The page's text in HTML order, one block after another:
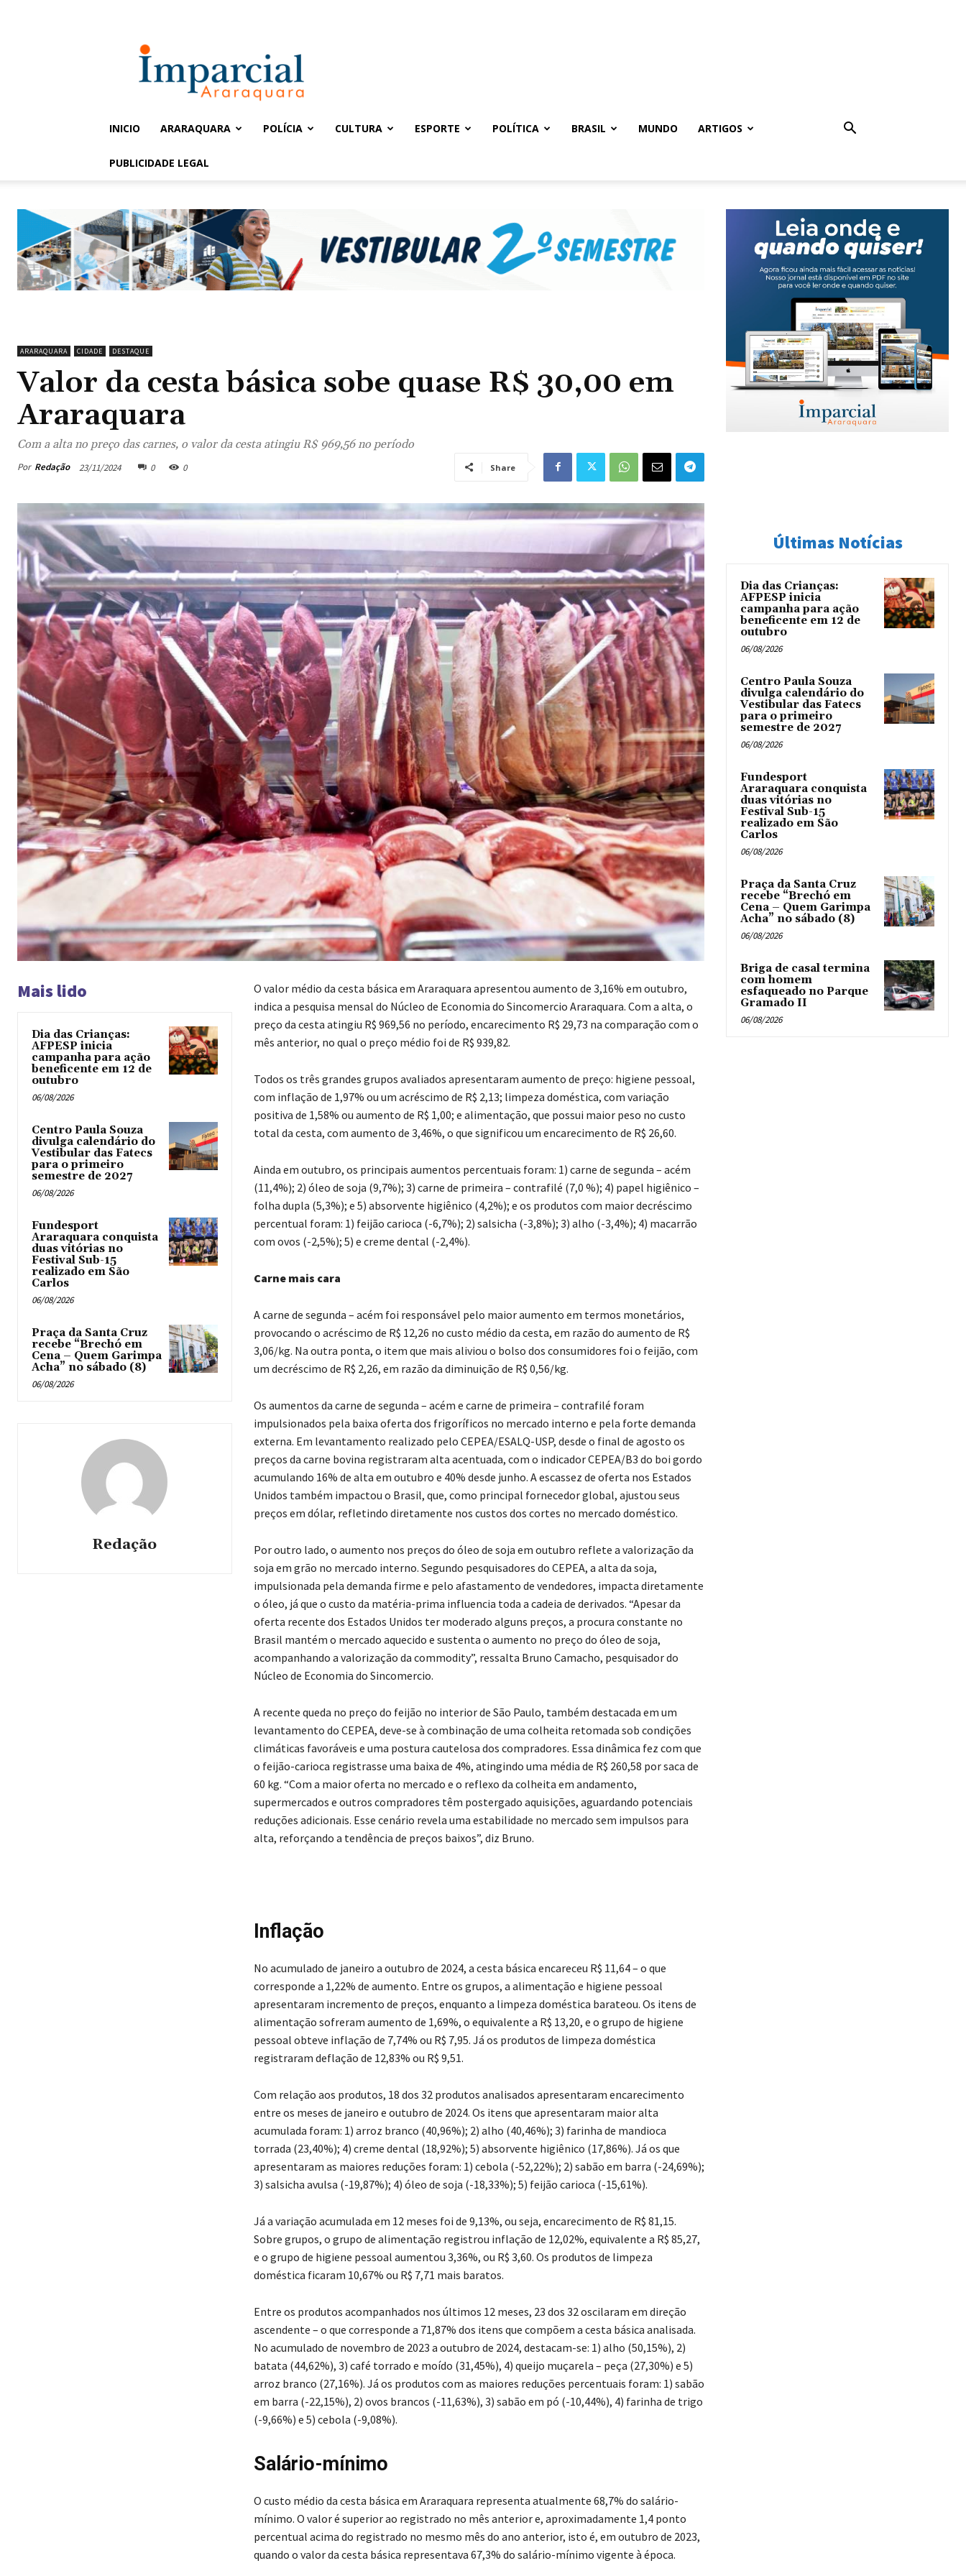
Imparcial
INICIO ARARAQUARA POLÍCIA CULTURA ESPORTE POLÍTICA BRASIL MUNDO ARTIGOS
PUBLICIDADE LEGAL
ARARAQUARA CIDADE DESTAQUE
Valor da cesta básica sobe quase R$ 30,00 em
Araraquara
Com a alta no preço das carnes, o valor da cesta atingiu R$ 969,56 no período
Por Redação 23/11/2024 0 0 Share
Mais lido
Dia das Crianças:
AFPESP inicia
campanha para ação
beneficente em 12 de
outubro
06/08/2026
Centro Paula Souza
divulga calendário do
Vestibular das Fatecs
para o primeiro
semestre de 2027
06/08/2026
Fundesport
Araraquara conquista
duas vitórias no
Festival Sub-15
realizado em São
Carlos
06/08/2026
Praça da Santa Cruz
recebe “Brechó em
Cena – Quem Garimpa
Acha” no sábado (8)
06/08/2026
Redação
O valor médio da cesta básica em Araraquara apresentou aumento de 3,16% em outubro,
indica a pesquisa mensal do Núcleo de Economia do Sincomercio Araraquara. Com a alta, o
preço da cesta atingiu R$ 969,56 no período, encarecimento R$ 29,73 na comparação com o
mês anterior, no qual o preço médio foi de R$ 939,82.
Todos os três grandes grupos avaliados apresentaram aumento de preço: higiene pessoal,
com inflação de 1,97% ou um acréscimo de R$ 2,13; limpeza doméstica, com variação
positiva de 1,58% ou aumento de R$ 1,00; e alimentação, que possui maior peso no custo
total da cesta, com aumento de 3,46%, o que significou um encarecimento de R$ 26,60.
Ainda em outubro, os principais aumentos percentuais foram: 1) carne de segunda – acém
(11,4%); 2) óleo de soja (9,7%); 3) carne de primeira – contrafilé (7,0 %); 4) papel higiênico –
folha dupla (5,3%); e 5) absorvente higiênico (4,2%); e os produtos com maior decréscimo
percentual foram: 1) feijão carioca (-6,7%); 2) salsicha (-3,8%); 3) alho (-3,4%); 4) macarrão
com ovos (-2,5%); 5) e creme dental (-2,4%).
Carne mais cara
A carne de segunda – acém foi responsável pelo maior aumento em termos monetários,
provocando o acréscimo de R$ 12,26 no custo médio da cesta, em razão do aumento de R$
3,06/kg. Na outra ponta, o item que mais aliviou o bolso dos consumidores foi o feijão, com
um decréscimo de R$ 2,26, em razão da diminuição de R$ 0,56/kg.
Os aumentos da carne de segunda – acém e carne de primeira – contrafilé foram
impulsionados pela baixa oferta dos frigoríficos no mercado interno e pela forte demanda
externa. Em levantamento realizado pelo CEPEA/ESALQ-USP, desde o final de agosto os
preços da carne bovina registraram alta acentuada, com o indicador CEPEA/B3 do boi gordo
acumulando 16% de alta em outubro e 40% desde junho. A escassez de oferta nos Estados
Unidos também impactou o Brasil, que, como principal fornecedor global, ajustou seus
preços em dólar, refletindo diretamente nos custos dos cortes no mercado doméstico.
Por outro lado, o aumento nos preços do óleo de soja em outubro reflete a valorização da
soja em grão no mercado interno. Segundo pesquisadores do CEPEA, a alta da soja,
impulsionada pela demanda firme e pelo afastamento de vendedores, impacta diretamente
o óleo, já que o custo da matéria-prima influencia toda a cadeia de derivados. “Apesar da
oferta recente dos Estados Unidos ter moderado alguns preços, a procura constante no
Brasil mantém o mercado aquecido e sustenta o aumento no preço do óleo de soja,
acompanhando a valorização da commodity”, ressalta Bruno Camacho, pesquisador do
Núcleo de Economia do Sincomercio.
A recente queda no preço do feijão no interior de São Paulo, também destacada em um
levantamento do CEPEA, deve-se à combinação de uma colheita retomada sob condições
climáticas favoráveis e uma postura cautelosa dos compradores. Essa dinâmica fez com que
o feijão-carioca registrasse uma baixa de 4%, atingindo uma média de R$ 260,58 por saca de
60 kg. “Com a maior oferta no mercado e o reflexo da colheita em andamento,
supermercados e outros compradores têm postergado aquisições, aguardando potenciais
reduções adicionais. Esse cenário revela uma estabilidade no mercado sem impulsos para
alta, reforçando a tendência de preços baixos”, diz Bruno.
Inflação
No acumulado de janeiro a outubro de 2024, a cesta básica encareceu R$ 11,64 – o que
corresponde a 1,22% de aumento. Entre os grupos, a alimentação e higiene pessoal
apresentaram incremento de preços, enquanto a limpeza doméstica barateou. Os itens de
alimentação sofreram aumento de 1,69%, o equivalente a R$ 13,20, e o grupo de higiene
pessoal obteve inflação de 7,74% ou R$ 7,95. Já os produtos de limpeza doméstica
registraram deflação de 12,83% ou R$ 9,51.
Com relação aos produtos, 18 dos 32 produtos analisados apresentaram encarecimento
entre os meses de janeiro e outubro de 2024. Os itens que apresentaram maior alta
acumulada foram: 1) arroz branco (40,96%); 2) alho (40,46%); 3) farinha de mandioca
torrada (23,40%); 4) creme dental (18,92%); 5) absorvente higiênico (17,86%). Já os que
apresentaram as maiores reduções foram: 1) cebola (-52,22%); 2) sabão em barra (-24,69%);
3) salsicha avulsa (-19,87%); 4) óleo de soja (-18,33%); 5) feijão carioca (-15,61%).
Já a variação acumulada em 12 meses foi de 9,13%, ou seja, encarecimento de R$ 81,15.
Sobre grupos, o grupo de alimentação registrou inflação de 12,02%, equivalente a R$ 85,27,
e o grupo de higiene pessoal aumentou 3,36%, ou R$ 3,60. Os produtos de limpeza
doméstica ficaram 10,67% ou R$ 7,71 mais baratos.
Entre os produtos acompanhados nos últimos 12 meses, 23 dos 32 oscilaram em direção
ascendente – o que corresponde a 71,87% dos itens que compõem a cesta básica analisada.
No acumulado de novembro de 2023 a outubro de 2024, destacam-se: 1) alho (50,15%), 2)
batata (44,62%), 3) café torrado e moído (31,45%), 4) queijo muçarela – peça (27,30%) e 5)
arroz branco (27,16%). Já os produtos com as maiores reduções percentuais foram: 1) sabão
em barra (-22,15%), 2) ovos brancos (-11,63%), 3) sabão em pó (-10,44%), 4) farinha de trigo
(-9,66%) e 5) cebola (-9,08%).
Salário-mínimo
O custo médio da cesta básica em Araraquara representa atualmente 68,7% do salário-
mínimo. O valor é superior ao registrado no mês anterior e, aproximadamente 1,4 ponto
percentual acima do registrado no mesmo mês do ano anterior, isto é, em outubro de 2023,
quando o valor da cesta básica representava 67,3% do salário-mínimo vigente à época.
Últimas Notícias
Dia das Crianças:
AFPESP inicia
campanha para ação
beneficente em 12 de
outubro
06/08/2026
Centro Paula Souza
divulga calendário do
Vestibular das Fatecs
para o primeiro
semestre de 2027
06/08/2026
Fundesport
Araraquara conquista
duas vitórias no
Festival Sub-15
realizado em São
Carlos
06/08/2026
Praça da Santa Cruz
recebe “Brechó em
Cena – Quem Garimpa
Acha” no sábado (8)
06/08/2026
Briga de casal termina
com homem
esfaqueado no Parque
Gramado II
06/08/2026